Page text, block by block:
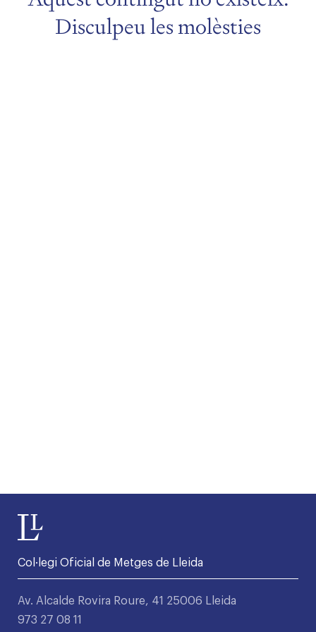
Disculpeu les molèsties
Col·legi Oficial de Metges de Lleida
Av. Alcalde Rovira Roure, 41 25006 Lleida
973 27 08 11